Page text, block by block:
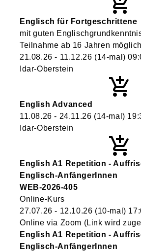
Englisch für Fortgeschrittene
mit guten
Teilnahme ab 16 Jahren
21.08.26 - 11.12.26 (14-mal)
Idar-Oberstein
English A1 Repetition -
Englisch-AnfängerInnen
WEB-2026-405
Online-Kurs
27.07.26 - 12.10.26 (10-mal)
Online via Zoom (Link wird
English A1 Repetition -
Englisch-AnfängerInnen
English Advanced
11.08.26 - 24.11.26 (14-mal)
Idar-Oberstein